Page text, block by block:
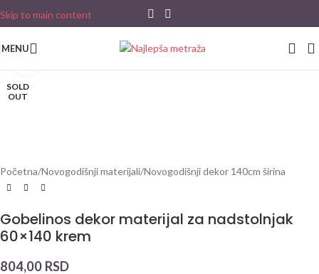
Skip to main content
MENU
SOLD
OUT
Početna/Novogodišnji materijali/Novogodišnji dekor 140cm širina
Gobelinos dekor materijal za nadstolnjak
60×140 krem
804,00 RSD